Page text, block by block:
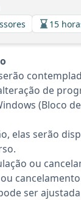
15
de
(Bloco
elas serão
ou
ser